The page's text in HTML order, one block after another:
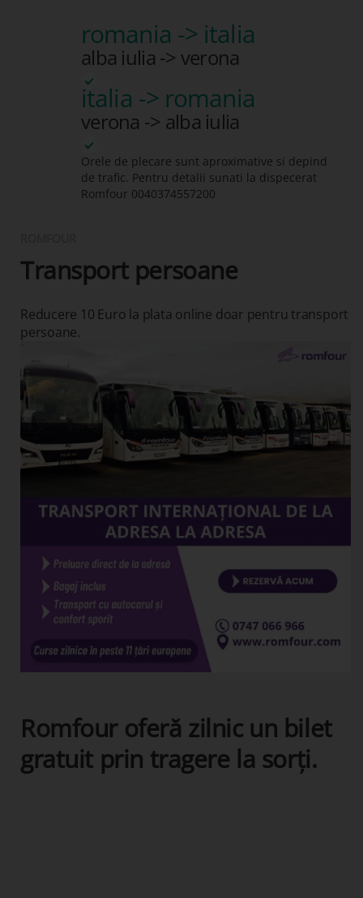
romania -> italia
alba iulia -> verona
italia -> romania
verona -> alba iulia
Orele de plecare sunt aproximative si depind
de trafic. Pentru detalii sunati la dispecerat
Romfour 0040374557200
Transport persoane
Reducere 10 Euro la plata online doar pentru transport
persoane.
Romfour oferă zilnic un bilet
gratuit prin tragere la sorți.